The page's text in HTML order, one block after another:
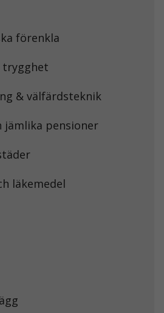
förenkla
trygghet
& välfärdsteknik
jämlika pensioner
läkemedel
Statistik
förbättra
funktionalitet
och
baserat på
hur